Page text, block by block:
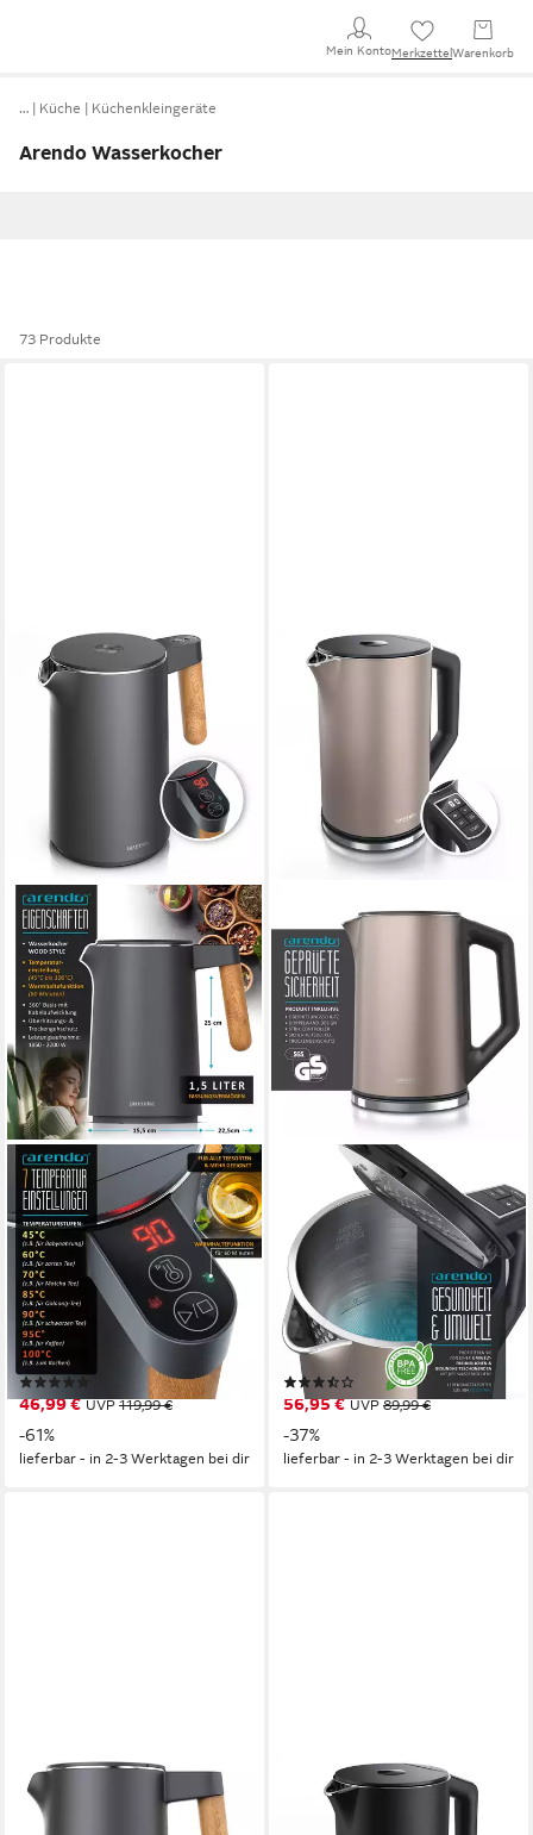
Mein KontoMerkzettel Warenkorb
… Küche Küchenkleingeräte
Arendo Wasserkocher
73 Produkte
ARENDO
Wasserkocher Edelstahl,
Doppelwand,
Temperatureinstellung 40° -
100 °C mit Anzeige
2200 W
Leistung
1,5 l
Edelstahl, Kunststoff
46,99 € UVP 119,99 €
-61%
lieferbar - in 2-3 Werktagen bei dir
Wasserkocher Doppelwand,
Edelstahl,
Temperatureinstellung 40°–
100°C mit Anzeige
2200 W Leistung
1,5 l
Kapazität
Edelstahl, Kunststoff Material
56,95 € UVP 89,99 €
-37%
lieferbar - in 2-3 Werktagen bei dir